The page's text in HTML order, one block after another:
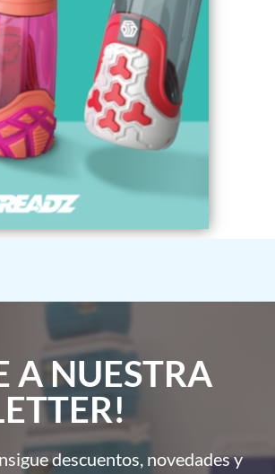
A NUESTRA
descuentos, novedades y